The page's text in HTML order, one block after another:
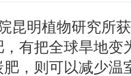
明植物研究所获
有把全球旱地变
，则可以减少温